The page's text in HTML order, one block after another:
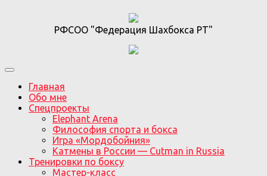
РФСОО "Федерация Шахбокса РТ"
Главная
Обо мне
Спецпроекты
Elephant Arena
Философия спорта и бокса
Игра «Мордобойния»
Катмены в России — Cutman in Russia
Тренировки по боксу
Мастер-класс